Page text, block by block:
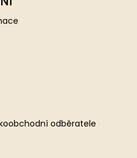
odběratele